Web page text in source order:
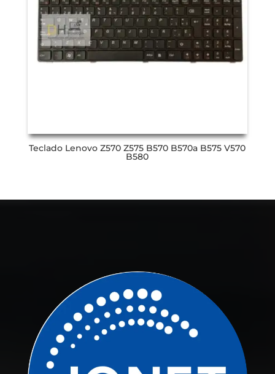
Teclado Lenovo Z570 Z575 B570 B570a B575 V570
B580